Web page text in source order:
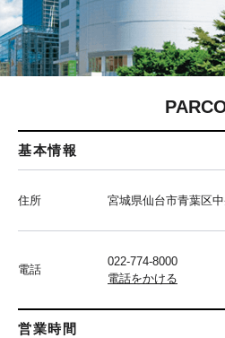
基本情報
住所 宮城県仙台市青葉区
電話
022-774-8000
電話をかける
営業時間